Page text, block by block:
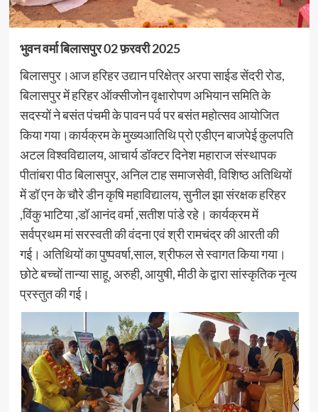
भुवन वर्मा बिलासपुर 02 फ़रवरी 2025
बिलासपुर।आज हरिहर उद्यान परिक्षेत्र अरपा साईड सेंदरी रोड,
बिलासपुर में हरिहर ऑक्सीजोन वृक्षारोपण अभियान समिति के
सदस्यों ने बसंत पंचमी के पावन पर्व पर बसंत महोत्सव आयोजित
किया गया।कार्यक्रम के मुख्यआतिथि प्रो एडीएन बाजपेई कुलपति
अटल विश्वविद्यालय, आचार्य डॉक्टर दिनेश महाराज संस्थापक
पीतांबरा पीठ बिलासपुर, अनिल टाह समाजसेवी, विशिष्ठ अतिथियों
में डॉ एन के चौरे डीन कृषि महाविद्यालय, सुनील झा संरक्षक हरिहर
,विंकु भाटिया ,डॉ आनंद वर्मा ,सतीश पांडे रहे। कार्यक्रम में
सर्वप्रथम मां सरस्वती की वंदना एवं श्री रामचंद्र की आरती की
गई। अतिथियों का पुष्पवर्षा,साल, श्रीफल से स्वागत किया गया।
छोटे बच्चों तान्या साहू, अरुही, आयुषी, मीठी के द्वारा सांस्कृतिक नृत्य
प्रस्तुत की गई।